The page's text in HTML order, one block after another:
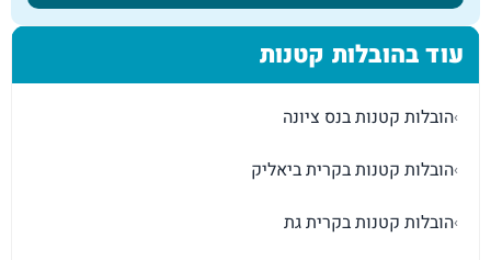
עוד בהובלות קטנות
›הובלות קטנות בנס ציונה
›הובלות קטנות בקרית ביאליק
›הובלות קטנות בקרית גת